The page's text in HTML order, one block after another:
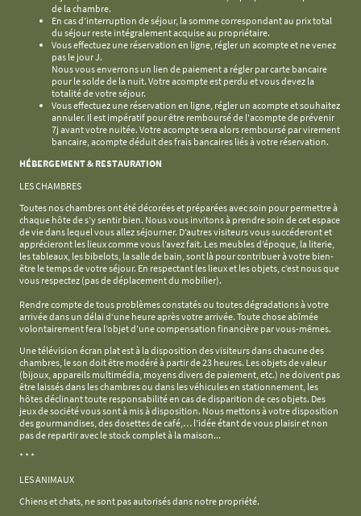
de la chambre.
En cas d’interruption de séjour, la somme correspondant au prix total
du séjour reste intégralement acquise au propriétaire.
Vous effectuez une réservation en ligne, régler un acompte et ne venez
pas le jour J.
Nous vous enverrons un lien de paiement a régler par carte bancaire
pour le solde de la nuit. Votre acompte est perdu et vous devez la
totalité de votre séjour.
Vous effectuez une réservation en ligne, régler un acompte et souhaitez
annuler. Il est impératif pour être remboursé de l'acompte de prévenir
7j avant votre nuitée. Votre acompte sera alors remboursé par virement
bancaire, acompte déduit des frais bancaires liés à votre réservation.
HÉBERGEMENT & RESTAURATION
LES CHAMBRES
Toutes nos chambres ont été décorées et préparées avec soin pour permettre à
chaque hôte de s’y sentir bien. Nous vous invitons à prendre soin de cet espace
de vie dans lequel vous allez séjourner. D’autres visiteurs vous succéderont et
apprécieront les lieux comme vous l’avez fait. Les meubles d’époque, la literie,
les tableaux, les bibelots, la salle de bain, sont là pour contribuer à votre bien-
être le temps de votre séjour. En respectant les lieux et les objets, c’est nous que
vous respectez (pas de déplacement du mobilier).
Rendre compte de tous problèmes constatés ou toutes dégradations à votre
arrivée dans un délai d‘une heure après votre arrivée. Toute chose abîmée
volontairement fera l’objet d’une compensation financière par vous-mêmes.
Une télévision écran plat est à la disposition des visiteurs dans chacune des
chambres, le son doit être modéré à partir de 23 heures. Les objets de valeur
(bijoux, appareils multimédia, moyens divers de paiement, etc.) ne doivent pas
être laissés dans les chambres ou dans les véhicules en stationnement, les
hôtes déclinant toute responsabilité en cas de disparition de ces objets. Des
jeux de société vous sont à mis à disposition. Nous mettons à votre disposition
des gourmandises, des dosettes de café,… l’idée étant de vous plaisir et non
pas de repartir avec le stock complet à la maison...
* * *
LES ANIMAUX
Chiens et chats, ne sont pas autorisés dans notre propriété.